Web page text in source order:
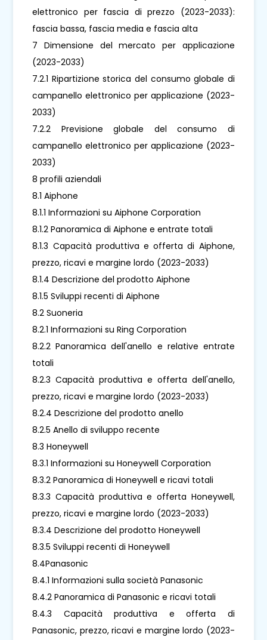
elettronico per fascia di prezzo (2023-2033):
fascia bassa, fascia media e fascia alta
7 Dimensione del mercato per applicazione
(2023-2033)
7.2.1 Ripartizione storica del consumo globale di
campanello elettronico per applicazione (2023-
2033)
7.2.2 Previsione globale del consumo di
campanello elettronico per applicazione (2023-
2033)
8 profili aziendali
8.1 Aiphone
8.1.1 Informazioni su Aiphone Corporation
8.1.2 Panoramica di Aiphone e entrate totali
8.1.3 Capacità produttiva e offerta di Aiphone,
prezzo, ricavi e margine lordo (2023-2033)
8.1.4 Descrizione del prodotto Aiphone
8.1.5 Sviluppi recenti di Aiphone
8.2 Suoneria
8.2.1 Informazioni su Ring Corporation
8.2.2 Panoramica dell'anello e relative entrate
totali
8.2.3 Capacità produttiva e offerta dell'anello,
prezzo, ricavi e margine lordo (2023-2033)
8.2.4 Descrizione del prodotto anello
8.2.5 Anello di sviluppo recente
8.3 Honeywell
8.3.1 Informazioni su Honeywell Corporation
8.3.2 Panoramica di Honeywell e ricavi totali
8.3.3 Capacità produttiva e offerta Honeywell,
prezzo, ricavi e margine lordo (2023-2033)
8.3.4 Descrizione del prodotto Honeywell
8.3.5 Sviluppi recenti di Honeywell
8.4Panasonic
8.4.1 Informazioni sulla società Panasonic
8.4.2 Panoramica di Panasonic e ricavi totali
8.4.3 Capacità produttiva e offerta di
Panasonic, prezzo, ricavi e margine lordo (2023-